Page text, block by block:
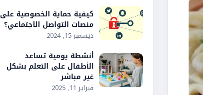
كيفية حماية الخصوصية على
منصات التواصل الاجتماعي؟
ديسمبر 15, 2024
أنشطة يومية تساعد
الأطفال على التعلم بشكل
غير مباشر
فبراير 11, 2025